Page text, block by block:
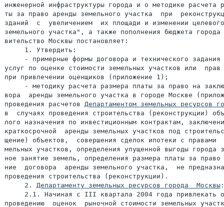
инженерной инфраструктуры города и о методике расчета
ты за право аренды земельного участка  при
зданий  с  увеличением  их площади и изменении
земельного участка", а также пополнения бюджета
вительство Москвы постановляет:
     1. Утвердить:
- примерные формы договора и технического задания
услуг по оценке стоимости земельных участков или
при привлечении оценщиков (приложение 1);
- методику расчета размера платы за право на
вора  аренды земельного участка в городе Москве
проведения расчетов Департаментом земельных ресурсов
в  случаях проведения строительства (реконструкции)
лого назначения по инвестиционным контрактам,
краткосрочной  аренды земельных участков под
щение) объектов,  совершения сделок ипотеки с правами
мельных участков, определения упущенной выгоды города
ное занятие земель, определения размера платы за
ние  договора  аренды земельного участка,  не
проведения строительства (реконструкции).
     2.
Департаменту земельных ресурсов города  Москвы :
2.1. Начиная с III квартала 2004 года привлекать
проведению  оценок  рыночной стоимости земельных